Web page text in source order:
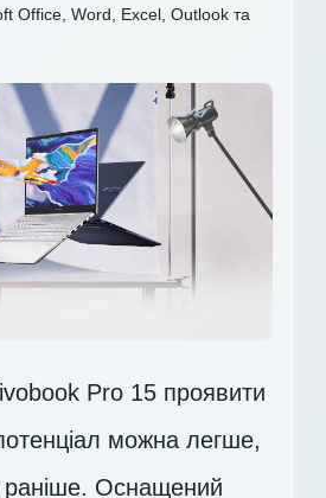
Office, Word, Excel, Outlook та
Pro 15 проявити
можна легше,
раніше. Оснащений